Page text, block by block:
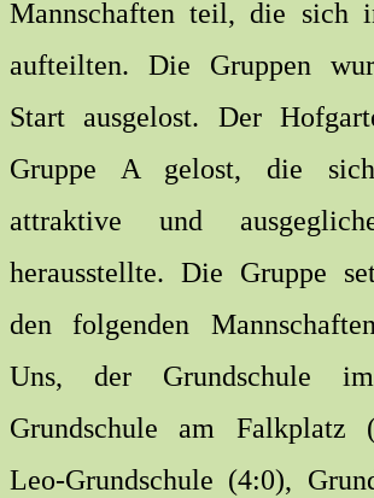
Mannschaften teil, die sich
aufteilten. Die Gruppen
Start ausgelost. Der
Gruppe A gelost, die
attraktive und
herausstellte. Die Gruppe
den folgenden
Uns, der Grundschule
Grundschule am Falkplatz
Leo-Grundschule (4:0),